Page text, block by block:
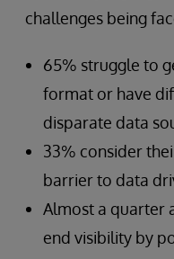
challenges being
65% struggle to
format or have
disparate data
33% consider
barrier to data
Almost a quarter
end visibility by